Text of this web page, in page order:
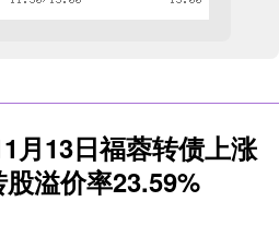
月13日福蓉转债上涨
溢价率23.59%